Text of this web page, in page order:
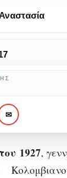
Μια
✉
1927,